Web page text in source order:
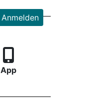
Anmelden
App